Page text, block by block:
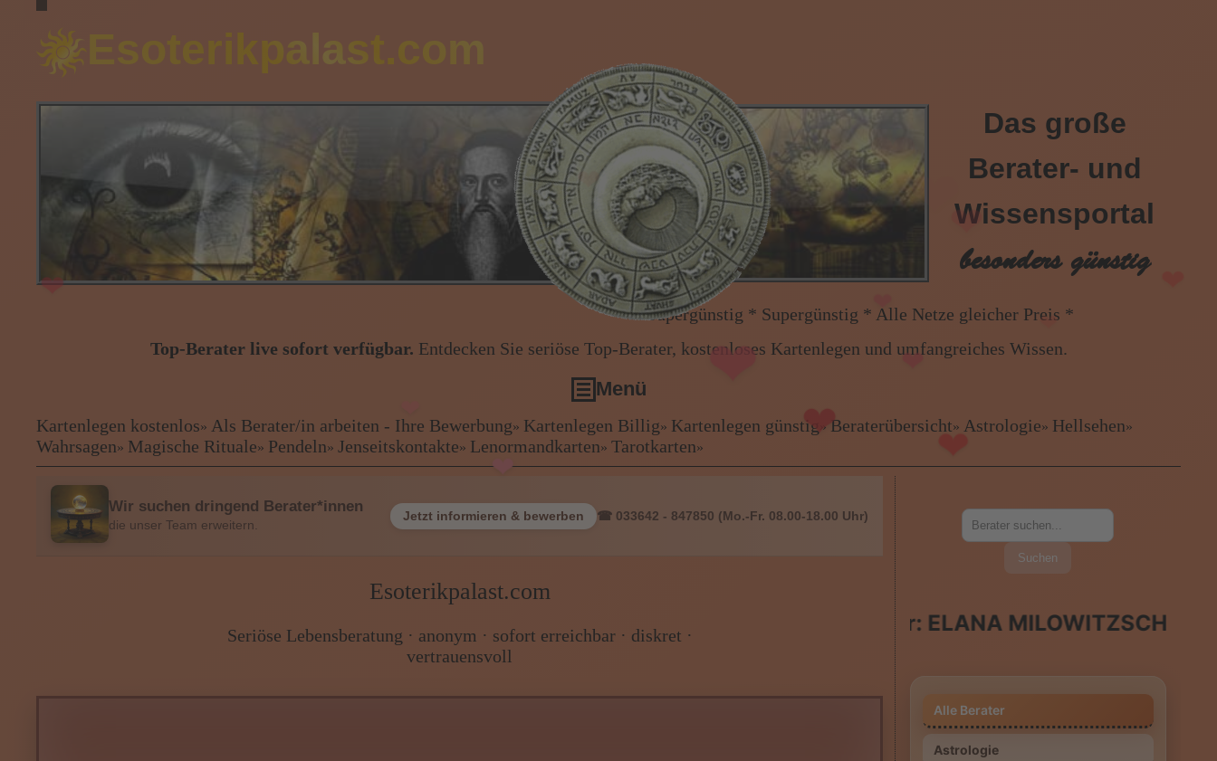
❤ ❤
❤
❤
❤
❤
❤
❤
Esoterikpalast.com
Das große
Berater- und
Wissensportal
besonders günstig
Supergünstig * Supergünstig * Alle Netze gleicher Preis * Handy und Festnetz gleicher Preis *
Top-Berater live sofort verfügbar. Entdecken Sie seriöse Top-Berater, kostenloses Kartenlegen und umfangreiches Wissen.
Menü
Kartenlegen kostenlos
Als Berater/in arbeiten - Ihre Bewerbung
Kartenlegen günstig
Beraterübersicht
Tarotkarten
Kartenlegen kostenlos» Als Berater/in arbeiten - Ihre Bewerbung» Kartenlegen Billig» Kartenlegen günstig »Beraterübersicht» Astrologie» Hellsehen»
Wahrsagen» Magische Rituale» Pendeln»Jenseitskontakte» Lenormandkarten»Tarotkarten»
Wir suchen dringend Berater*innen
die unser Team erweitern.
Jetzt informieren & bewerben ☎ 033642 - 847850 (Mo.-Fr. 08.00-18.00 Uhr)
Esoterikpalast.com
Seriöse Lebensberatung · anonym · sofort erreichbar · diskret ·
vertrauensvoll
Suchen
Freie Berater: ELANA MILOWITZSCHA Im Gespräch:
Alle Berater
Astrologie